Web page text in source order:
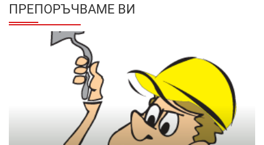
ПРЕПОРЪЧВАМЕ ВИ